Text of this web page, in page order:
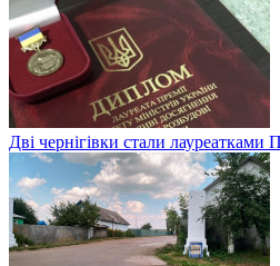
Дві чернігівки стали лауреатками